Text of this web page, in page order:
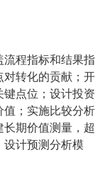
程指标和结果指
转化的贡献；开
点位；设计投资
值；实施比较分析
期价值测量，超
计预测分析模